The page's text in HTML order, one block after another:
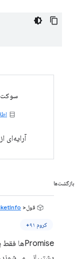
بازگشت‌ها
قول<
کروم ۹۱+